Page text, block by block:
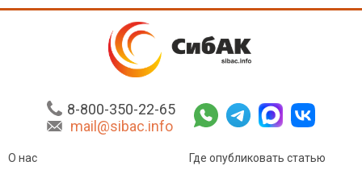
8-800-350-22-65
mail@sibac.info
О нас
Где опубликовать статью